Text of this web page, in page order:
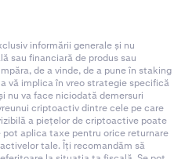
informării generale și nu
sau financiară de produs sau
de a vinde, de a pune în staking
vă implica în vreo strategie specifică
nu va face niciodată demersuri
criptoactiv dintre cele pe care
a piețelor de criptoactive poate
pot aplica taxe pentru orice returnare
tale. Îți recomandăm să